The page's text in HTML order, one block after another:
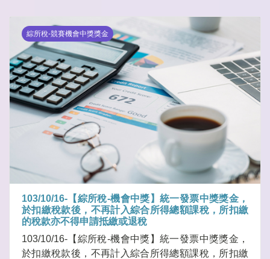
綜所稅-競賽機會中獎獎金
103/10/16-【綜所稅-機會中獎】統一發票中獎獎金，
於扣繳稅款後，不再計入綜合所得總額課稅，所扣繳
的稅款亦不得申請抵繳或退稅
103/10/16-【綜所稅-機會中獎】統一發票中獎獎金，
於扣繳稅款後，不再計入綜合所得總額課稅，所扣繳